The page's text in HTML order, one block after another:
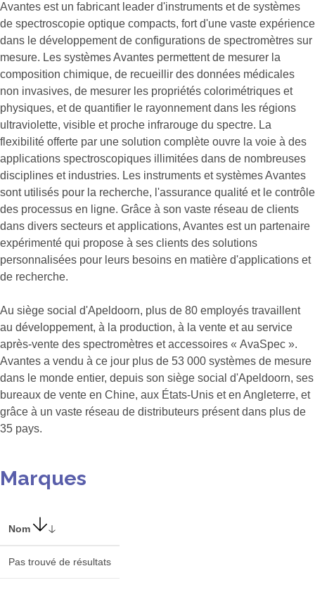
Avantes est un fabricant leader d'instruments et de systèmes
de spectroscopie optique compacts, fort d'une vaste expérience
dans le développement de configurations de spectromètres sur
mesure. Les systèmes Avantes permettent de mesurer la
composition chimique, de recueillir des données médicales
non invasives, de mesurer les propriétés colorimétriques et
physiques, et de quantifier le rayonnement dans les régions
ultraviolette, visible et proche infrarouge du spectre. La
flexibilité offerte par une solution complète ouvre la voie à des
applications spectroscopiques illimitées dans de nombreuses
disciplines et industries. Les instruments et systèmes Avantes
sont utilisés pour la recherche, l'assurance qualité et le contrôle
des processus en ligne. Grâce à son vaste réseau de clients
dans divers secteurs et applications, Avantes est un partenaire
expérimenté qui propose à ses clients des solutions
personnalisées pour leurs besoins en matière d'applications et
de recherche.
Au siège social d'Apeldoorn, plus de 80 employés travaillent
au développement, à la production, à la vente et au service
après-vente des spectromètres et accessoires « AvaSpec ».
Avantes a vendu à ce jour plus de 53 000 systèmes de mesure
dans le monde entier, depuis son siège social d'Apeldoorn, ses
bureaux de vente en Chine, aux États-Unis et en Angleterre, et
grâce à un vaste réseau de distributeurs présent dans plus de
35 pays.
Marques
Nom
Pas trouvé de résultats